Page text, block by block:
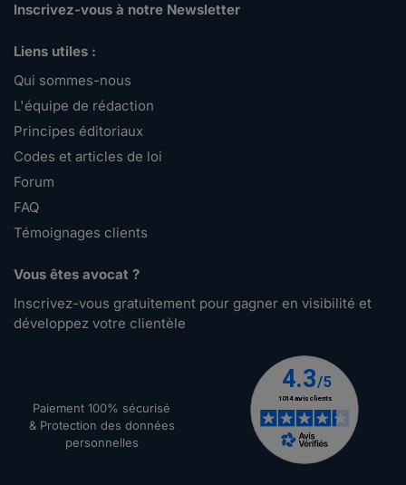
Inscrivez-vous à notre Newsletter
Liens utiles :
Qui sommes-nous
L'équipe de rédaction
Principes éditoriaux
Codes et articles de loi
Forum
FAQ
Témoignages clients
Vous êtes avocat ?
Inscrivez-vous gratuitement pour gagner en visibilité et
développez votre clientèle
Paiement 100% sécurisé
& Protection des données
personnelles